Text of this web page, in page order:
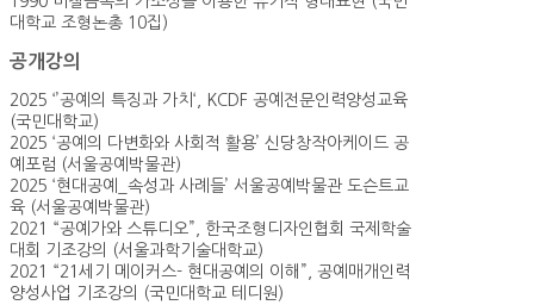
대학교 조형논총 10집)
공개강의
2025 ‘’공예의 특징과 가치‘, KCDF 공예전문인력양성교육
(국민대학교)
2025 ‘공예의 다변화와 사회적 활용’ 신당창작아케이드 공
예포럼 (서울공예박물관)
2025 ‘현대공예_속성과 사례들’ 서울공예박물관 도슨트교
육 (서울공예박물관)
2021 “공예가와 스튜디오”, 한국조형디자인협회 국제학술
대회 기조강의 (서울과학기술대학교)
2021 “21세기 메이커스- 현대공예의 이해”, 공예매개인력
양성사업 기조강의 (국민대학교 테디원)